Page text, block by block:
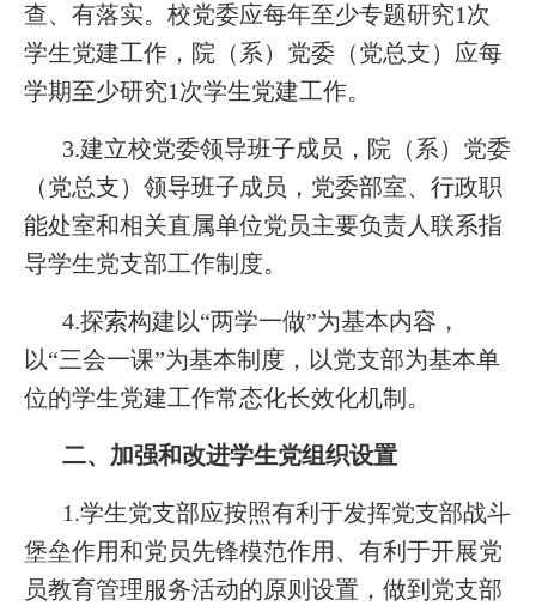
查、有落实。校党委应每年至少专题研究1次
学生党建工作，院（系）党委（党总支）应每
学期至少研究1次学生党建工作。
3.建立校党委领导班子成员，院（系）党委
（党总支）领导班子成员，党委部室、行政职
能处室和相关直属单位党员主要负责人联系指
导学生党支部工作制度。
4.探索构建以“两学一做”为基本内容，
以“三会一课”为基本制度，以党支部为基本单
位的学生党建工作常态化长效化机制。
二、加强和改进学生党组织设置
1.学生党支部应按照有利于发挥党支部战斗
堡垒作用和党员先锋模范作用、有利于开展党
员教育管理服务活动的原则设置，做到党支部